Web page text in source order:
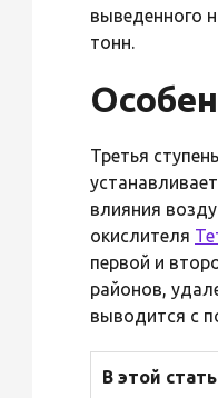
выведенного
тонн.
Третья
влияния
окислителя
первой и
районов,
выводится с
В этой